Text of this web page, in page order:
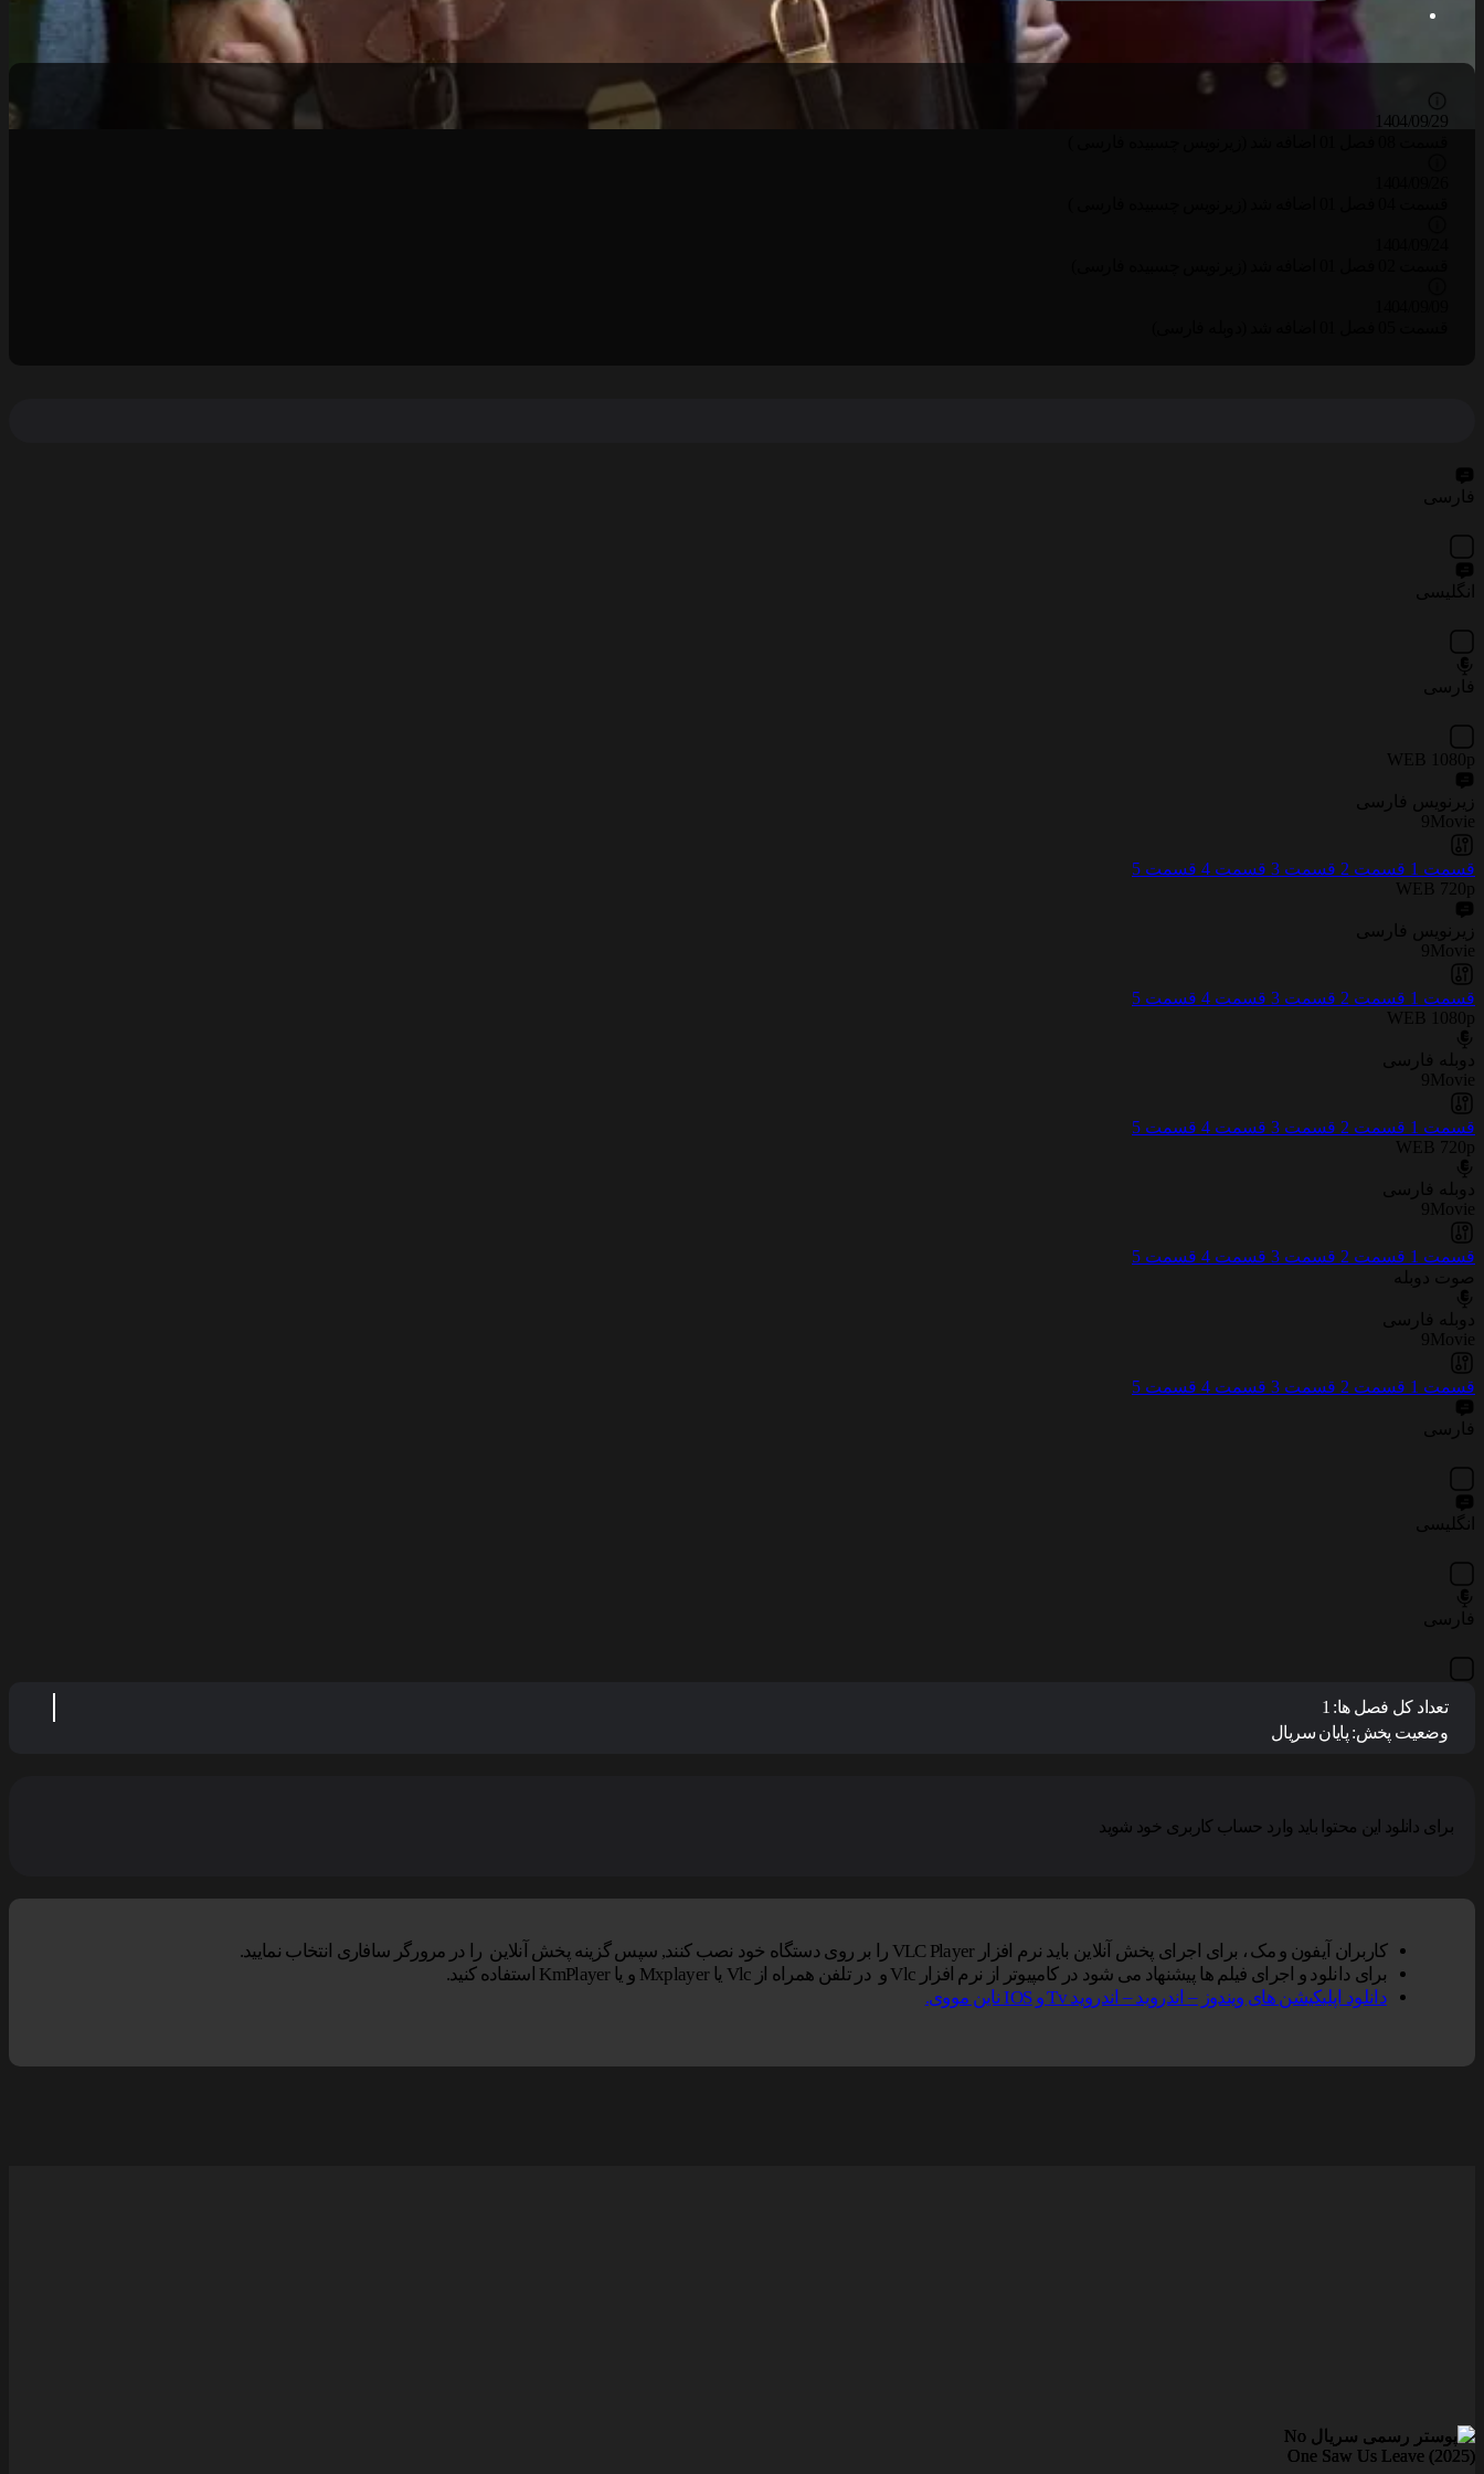
1404/09/29
فارسی
انگلیسی
فارسی
WEB 1080p
زیرنویس فارسی
9Movie
قسمت 1 قسمت 2 قسمت 3 قسمت 4
قسمت 5
WEB 720p
زیرنویس فارسی
9Movie
قسمت 1 قسمت 2 قسمت 3 قسمت 4
قسمت 5
WEB 1080p
دوبله فارسی
9Movie
قسمت 1 قسمت 2 قسمت 3 قسمت 4
قسمت 5
WEB 720p
دوبله فارسی
9Movie
قسمت 1 قسمت 2 قسمت 3 قسمت 4
قسمت 5
صوت دوبله
دوبله فارسی
9Movie
قسمت 1 قسمت 2 قسمت 3 قسمت 4 قسمت 5
فارسی
انگلیسی
فارسی
تعداد کل فصل ها: 1
وضعیت پخش: پایان سریال
برای دانلود این محتوا باید وارد حساب کاربری خود شوید
کاربران آیفون و مک ، برای اجرای پخش آنلاین باید نرم افزار VLC Player را بر روی دستگاه خود نصب کنند, سپس گزینه پخش آنلاین را در مرورگر سافاری انتخاب نمایید.
برای دانلود و اجرای فیلم ها پیشنهاد می شود در کامپیوتر از نرم افزار Vlc و در تلفن همراه از Vlc یا Mxplayer و یا KmPlayer استفاده کنید.
دانلود اپلیکیشن های ویندوز – اندروید – اندروید Tv و IOS ناین مووی.